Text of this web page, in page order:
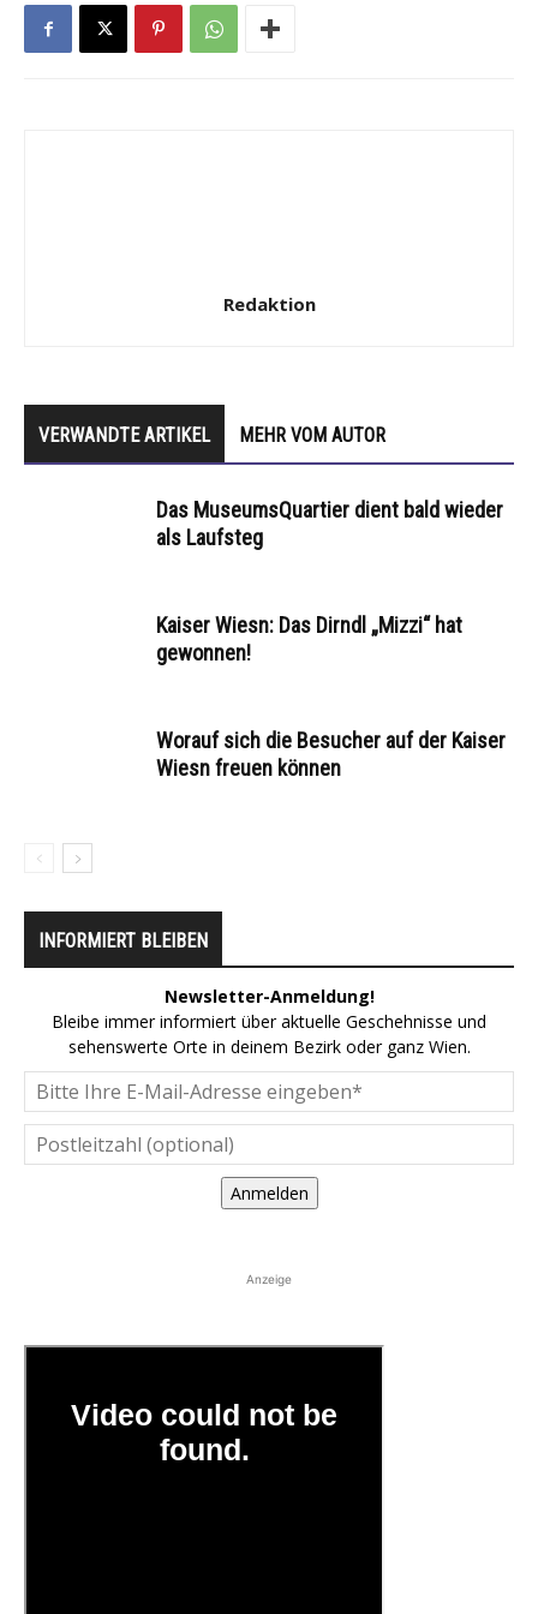
Redaktion
VERWANDTE ARTIKEL MEHR VOM AUTOR
Das MuseumsQuartier dient bald wieder
als Laufsteg
Kaiser Wiesn: Das Dirndl „Mizzi“ hat
gewonnen!
Worauf sich die Besucher auf der Kaiser
Wiesn freuen können
INFORMIERT BLEIBEN
Newsletter-Anmeldung!
Bleibe immer informiert über aktuelle Geschehnisse und
sehenswerte Orte in deinem Bezirk oder ganz Wien.
Anmelden
Anzeige